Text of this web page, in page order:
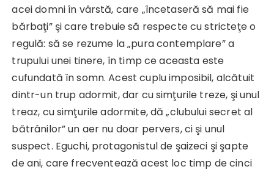
acei domni în vârstă, care „încetaseră să mai fie
bărbaţi” şi care trebuie să respecte cu stricteţe o
regulă: să se rezume la „pura contemplare” a
trupului unei tinere, în timp ce aceasta este
cufundată în somn. Acest cuplu imposibil, alcătuit
dintr-un trup adormit, dar cu simţurile treze, şi unul
treaz, cu simţurile adormite, dă „clubului secret al
bătrânilor” un aer nu doar pervers, ci şi unul
suspect. Eguchi, protagonistul de şaizeci şi şapte
de ani, care frecventează acest loc timp de cinci